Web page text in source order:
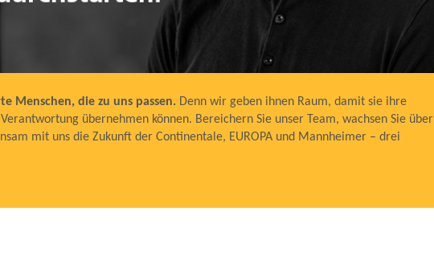
Menschen, die zu uns passen. Denn wir geben ihnen Raum, damit sie ihre
übernehmen können. Bereichern Sie unser Team, wachsen Sie über
mit uns die Zukunft der Continentale, EUROPA und Mannheimer – drei